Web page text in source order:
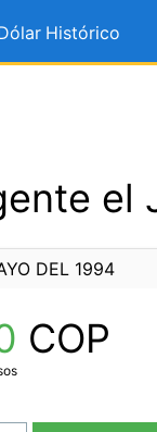
Histórico
el
DEL 1994
COP